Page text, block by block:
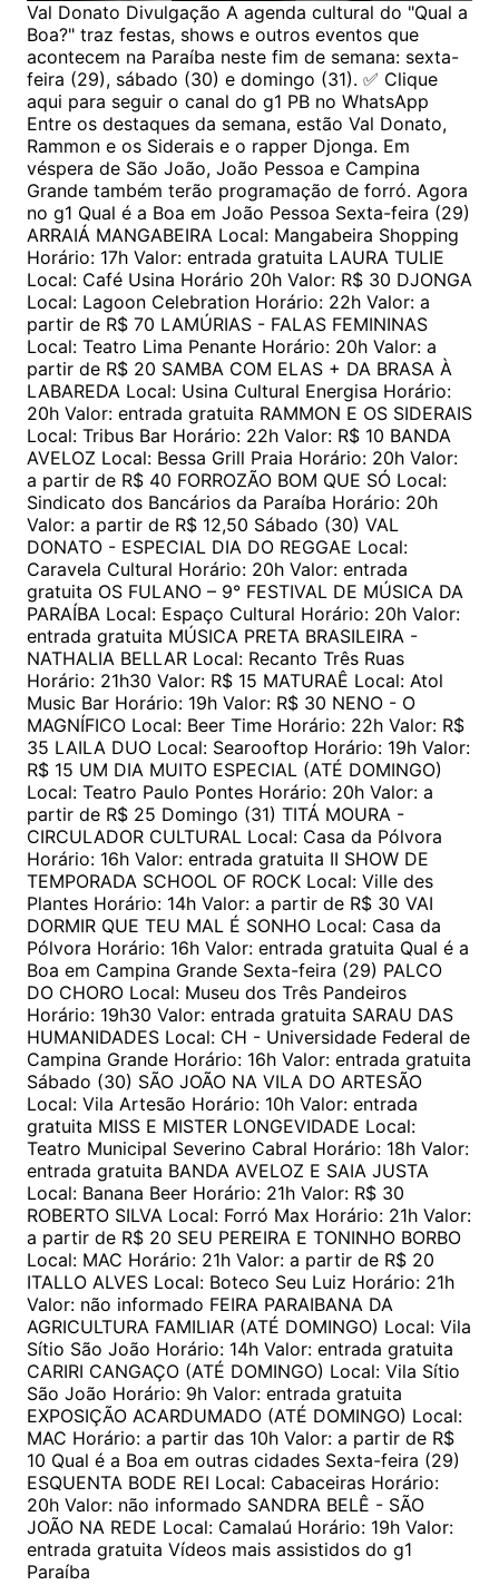
Val Donato Divulgação A agenda cultural do "Qual a
Boa?" traz festas, shows e outros eventos que
acontecem na Paraíba neste fim de semana: sexta-
feira (29), sábado (30) e domingo (31). ✅ Clique
aqui para seguir o canal do g1 PB no WhatsApp
Entre os destaques da semana, estão Val Donato,
Rammon e os Siderais e o rapper Djonga. Em
véspera de São João, João Pessoa e Campina
Grande também terão programação de forró. Agora
no g1 Qual é a Boa em João Pessoa Sexta-feira (29)
ARRAIÁ MANGABEIRA Local: Mangabeira Shopping
Horário: 17h Valor: entrada gratuita LAURA TULIE
Local: Café Usina Horário 20h Valor: R$ 30 DJONGA
Local: Lagoon Celebration Horário: 22h Valor: a
partir de R$ 70 LAMÚRIAS - FALAS FEMININAS
Local: Teatro Lima Penante Horário: 20h Valor: a
partir de R$ 20 SAMBA COM ELAS + DA BRASA À
LABAREDA Local: Usina Cultural Energisa Horário:
20h Valor: entrada gratuita RAMMON E OS SIDERAIS
Local: Tribus Bar Horário: 22h Valor: R$ 10 BANDA
AVELOZ Local: Bessa Grill Praia Horário: 20h Valor:
a partir de R$ 40 FORROZÃO BOM QUE SÓ Local:
Sindicato dos Bancários da Paraíba Horário: 20h
Valor: a partir de R$ 12,50 Sábado (30) VAL
DONATO - ESPECIAL DIA DO REGGAE Local:
Caravela Cultural Horário: 20h Valor: entrada
gratuita OS FULANO – 9° FESTIVAL DE MÚSICA DA
PARAÍBA Local: Espaço Cultural Horário: 20h Valor:
entrada gratuita MÚSICA PRETA BRASILEIRA -
NATHALIA BELLAR Local: Recanto Três Ruas
Horário: 21h30 Valor: R$ 15 MATURAÊ Local: Atol
Music Bar Horário: 19h Valor: R$ 30 NENO - O
MAGNÍFICO Local: Beer Time Horário: 22h Valor: R$
35 LAILA DUO Local: Searooftop Horário: 19h Valor:
R$ 15 UM DIA MUITO ESPECIAL (ATÉ DOMINGO)
Local: Teatro Paulo Pontes Horário: 20h Valor: a
partir de R$ 25 Domingo (31) TITÁ MOURA -
CIRCULADOR CULTURAL Local: Casa da Pólvora
Horário: 16h Valor: entrada gratuita II SHOW DE
TEMPORADA SCHOOL OF ROCK Local: Ville des
Plantes Horário: 14h Valor: a partir de R$ 30 VAI
DORMIR QUE TEU MAL É SONHO Local: Casa da
Pólvora Horário: 16h Valor: entrada gratuita Qual é a
Boa em Campina Grande Sexta-feira (29) PALCO
DO CHORO Local: Museu dos Três Pandeiros
Horário: 19h30 Valor: entrada gratuita SARAU DAS
HUMANIDADES Local: CH - Universidade Federal de
Campina Grande Horário: 16h Valor: entrada gratuita
Sábado (30) SÃO JOÃO NA VILA DO ARTESÃO
Local: Vila Artesão Horário: 10h Valor: entrada
gratuita MISS E MISTER LONGEVIDADE Local:
Teatro Municipal Severino Cabral Horário: 18h Valor:
entrada gratuita BANDA AVELOZ E SAIA JUSTA
Local: Banana Beer Horário: 21h Valor: R$ 30
ROBERTO SILVA Local: Forró Max Horário: 21h Valor:
a partir de R$ 20 SEU PEREIRA E TONINHO BORBO
Local: MAC Horário: 21h Valor: a partir de R$ 20
ITALLO ALVES Local: Boteco Seu Luiz Horário: 21h
Valor: não informado FEIRA PARAIBANA DA
AGRICULTURA FAMILIAR (ATÉ DOMINGO) Local: Vila
Sítio São João Horário: 14h Valor: entrada gratuita
CARIRI CANGAÇO (ATÉ DOMINGO) Local: Vila Sítio
São João Horário: 9h Valor: entrada gratuita
EXPOSIÇÃO ACARDUMADO (ATÉ DOMINGO) Local:
MAC Horário: a partir das 10h Valor: a partir de R$
10 Qual é a Boa em outras cidades Sexta-feira (29)
ESQUENTA BODE REI Local: Cabaceiras Horário:
20h Valor: não informado SANDRA BELÊ - SÃO
JOÃO NA REDE Local: Camalaú Horário: 19h Valor:
entrada gratuita Vídeos mais assistidos do g1
Paraíba